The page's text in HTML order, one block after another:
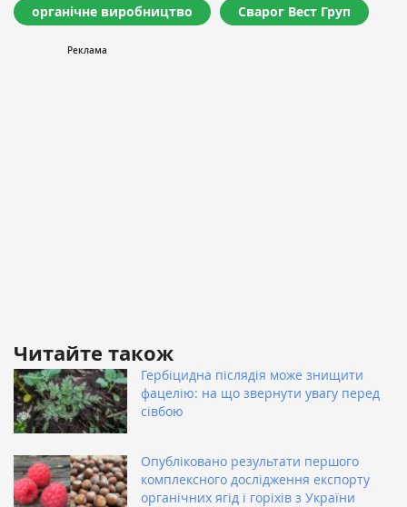
органічне виробництво Сварог Вест Груп
Читайте також
Гербіцидна післядія може знищити
фацелію: на що звернути увагу перед
сівбою
Опубліковано результати першого
комплексного дослідження експорту
органічних ягід і горіхів з України